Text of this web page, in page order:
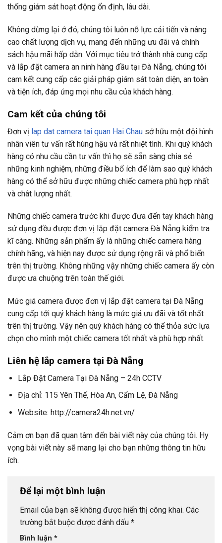
thống giám sát hoạt động ổn định, lâu dài.
Không dừng lại ở đó, chúng tôi luôn nỗ lực cải tiến và nâng
cao chất lượng dịch vụ, mang đến những ưu đãi và chính
sách hậu mãi hấp dẫn. Với mục tiêu trở thành nhà cung cấp
và lắp đặt camera an ninh hàng đầu tại Đà Nẵng, chúng tôi
cam kết cung cấp các giải pháp giám sát toàn diện, an toàn
và tiện ích, đáp ứng mọi nhu cầu của khách hàng.
Cam kết của chúng tôi
Đơn vị lap dat camera tai quan Hai Chau sở hữu một đội hình
nhân viên tư vấn rất hùng hậu và rất nhiệt tình. Khi quý khách
hàng có nhu cầu cần tư vấn thì họ sẽ sẵn sàng chia sẻ
những kinh nghiệm, những điều bổ ích để làm sao quý khách
hàng có thể sở hữu được những chiếc camera phù hợp nhất
và chât lượng nhất.
Những chiếc camera trước khi được đưa đến tay khách hàng
sử dụng đều được đơn vị lắp đặt camera Đà Nẵng kiểm tra
kĩ càng. Những sản phẩm ấy là những chiếc camera hàng
chính hãng, và hiện nay được sử dụng rộng rãi và phổ biến
trên thị trường. Không những vậy những chiếc camera ấy còn
được ưa chuộng trên toàn thế giới.
Mức giá camera được đơn vị lắp đặt camera tại Đà Nẵng
cung cấp tới quý khách hàng là mức giá ưu đãi và tốt nhất
trên thị trường. Vậy nên quý khách hàng có thể thỏa sức lựa
chọn cho mình một chiếc camera tốt nhất và phù hợp nhất.
Liên hệ lắp camera tại Đà Nẵng
Lắp Đặt Camera Tại Đà Nẵng – 24h CCTV
Địa chỉ: 115 Yên Thế, Hòa An, Cẩm Lệ, Đà Nẵng
Website: http://camera24h.net.vn/
Cảm ơn bạn đã quan tâm đến bài viết này của chúng tôi. Hy
vọng bài viết này sẽ mang lại cho bạn những thông tin hữu
ích.
Để lại một bình luận
Email của bạn sẽ không được hiển thị công khai. Các
trường bắt buộc được đánh dấu *
Bình luận *